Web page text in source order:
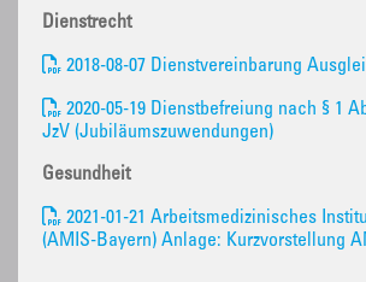
Dienstrecht
2018-08-07 Dienstvereinbarung
2020-05-19 Dienstbefreiung nach § 1
JzV (Jubiläumszuwendungen)
Gesundheit
2021-01-21 Arbeitsmedizinisches
(AMIS-Bayern) Anlage: Kurzvorstellung